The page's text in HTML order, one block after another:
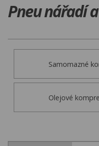
Pneu nářadí
Samomazné
Olejové